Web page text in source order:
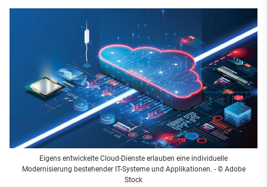
Eigens entwickelte Cloud-Dienste erlauben eine individuelle
Modernisierung bestehender IT-Systeme und Applikationen. - © Adobe
Stock